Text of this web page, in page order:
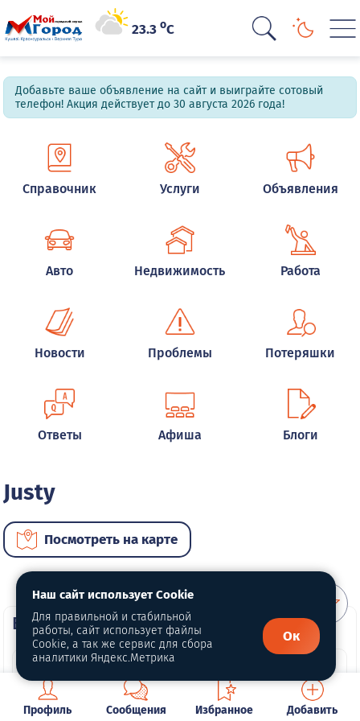
23.3oC
Добавьте ваше объявление на сайт и выиграйте сотовый
телефон! Акция действует до 30 августа 2026 года!
Справочник Услуги Объявления
Авто Недвижимость Работа
Новости Проблемы Потеряшки
Ответы Афиша Блоги
Justy
Посмотреть на карте
ВИП автомобили
Профиль Сообщения Избранное Добавить
Наш сайт использует Cookie
Для правильной и стабильной
работы, сайт использует файлы
Cookie, а так же сервис для сбора
аналитики Яндекс.Метрика
Ок